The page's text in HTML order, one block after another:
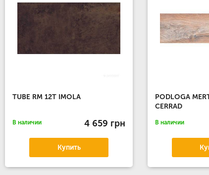
TUBE RM 12T IMOLA
В наличии 4 659 грн
Купить
PODLOGA
CERRAD
В наличии